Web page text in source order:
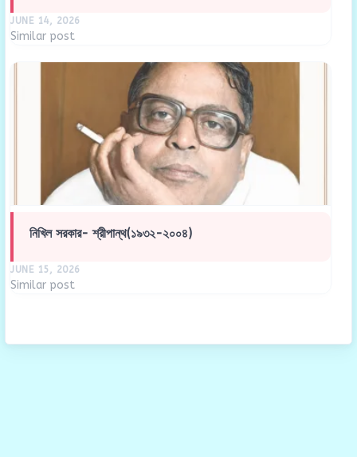
JUNE 14, 2026
Similar post
নিখিল সরকার- শ্রীপান্থ(১৯৩২-২০০৪)
JUNE 15, 2026
Similar post